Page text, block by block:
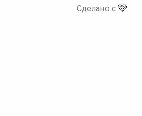
Сделано с 🩷